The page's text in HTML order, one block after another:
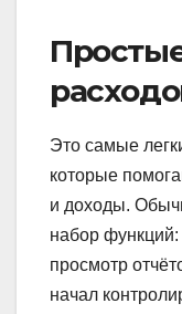
Это самые
которые
и доходы.
набор
просмотр
начал